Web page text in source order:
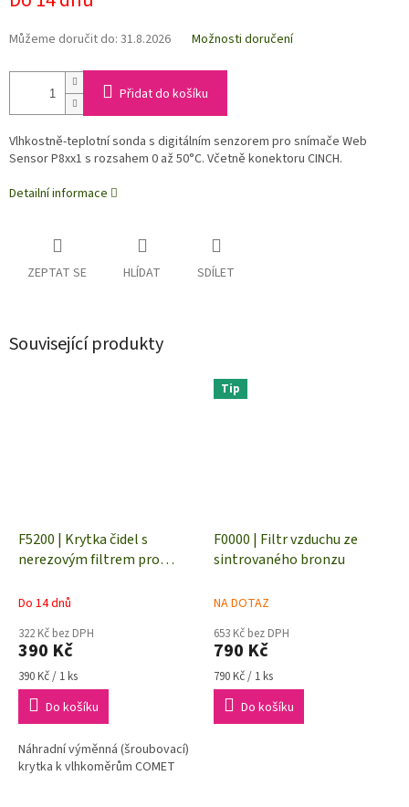
Můžeme doručit do: 31.8.2026 Možnosti doručení
Přidat do košíku
Vlhkostně-teplotní sonda s digitálním senzorem pro snímače Web
Sensor P8xx1 s rozsahem 0 až 50°C. Včetně konektoru CINCH.
Detailní informace
ZEPTAT SE HLÍDAT SDÍLET
Související produkty
F5200 | Krytka čidel s
nerezovým filtrem pro
Do 14 dnů
322 Kč bez DPH
390 Kč
Měrná
cena:
390 Kč / 1 ks
Do košíku
Náhradní výměnná (šroubovací)
krytka k vlhkoměrům COMET
Tip
F0000 | Filtr vzduchu ze
sintrovaného bronzu
NA DOTAZ
653 Kč bez DPH
790 Kč
Měrná
cena:
790 Kč / 1 ks
Do košíku